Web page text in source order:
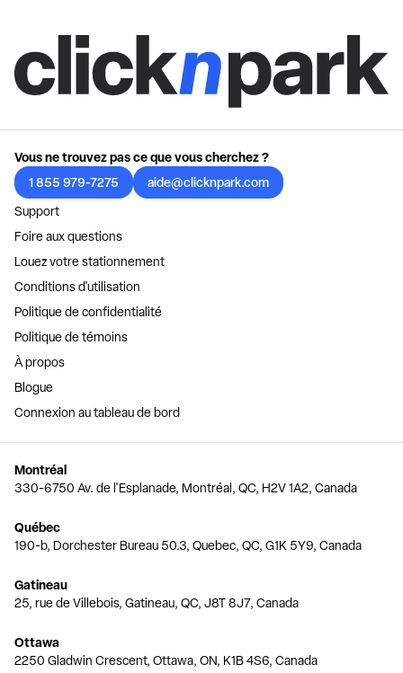
Vous ne trouvez pas ce que vous cherchez ?
1 855 979-7275
aide@clicknpark.com
Support
Foire aux questions
Louez votre stationnement
Conditions d'utilisation
Politique de confidentialité
Politique de témoins
À propos
Blogue
Connexion au tableau de bord
Montréal
330-6750 Av. de l'Esplanade, Montréal, QC, H2V 1A2, Canada
Québec
190-b, Dorchester Bureau 50.3, Quebec, QC, G1K 5Y9, Canada
Gatineau
25, rue de Villebois, Gatineau, QC, J8T 8J7, Canada
Ottawa
2250 Gladwin Crescent, Ottawa, ON, K1B 4S6, Canada